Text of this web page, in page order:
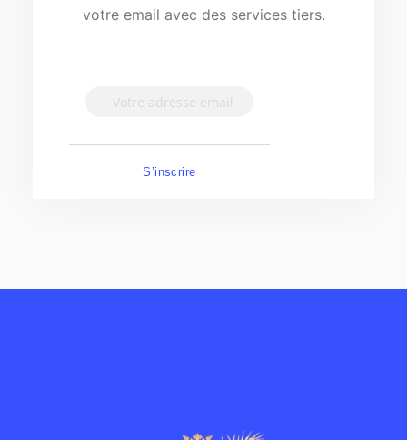
votre email avec des services tiers.
S’inscrire